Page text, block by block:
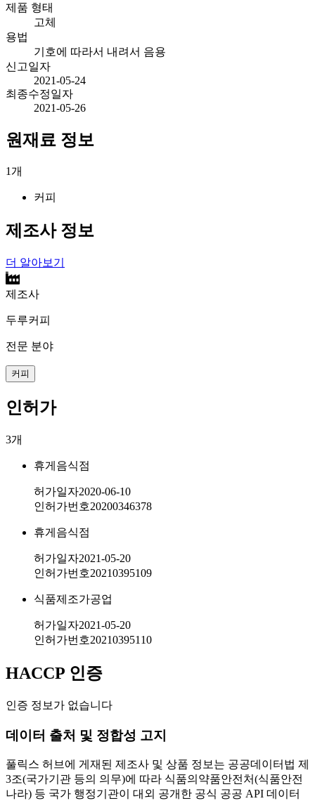
제품 형태
고체
용법
기호에 따라서 내려서 음용
신고일자
2021-05-24
최종수정일자
2021-05-26
원재료 정보
1개
커피
제조사 정보
더 알아보기
제조사
두루커피
전문 분야
커피
인허가
3개
휴게음식점
허가일자2020-06-10
인허가번호20200346378
휴게음식점
허가일자2021-05-20
인허가번호20210395109
식품제조가공업
허가일자2021-05-20
인허가번호20210395110
HACCP 인증
인증 정보가 없습니다
데이터 출처 및 정합성 고지
풀릭스 허브에 게재된 제조사 및 상품 정보는 공공데이터법 제
3조(국가기관 등의 의무)에 따라 식품의약품안전처(식품안전
나라) 등 국가 행정기관이 대외 공개한 공식 공공 API 데이터